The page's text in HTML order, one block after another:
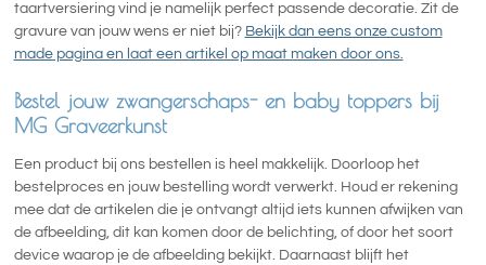
taartversiering vind je namelijk perfect passende decoratie. Zit de
gravure van jouw wens er niet bij? Bekijk dan eens onze custom
made pagina en laat een artikel op maat maken door ons.
Bestel jouw zwangerschaps- en baby toppers bij
MG Graveerkunst
Een product bij ons bestellen is heel makkelijk. Doorloop het
bestelproces en jouw bestelling wordt verwerkt. Houd er rekening
mee dat de artikelen die je ontvangt altijd iets kunnen afwijken van
de afbeelding, dit kan komen door de belichting, of door het soort
device waarop je de afbeelding bekijkt. Daarnaast blijft het